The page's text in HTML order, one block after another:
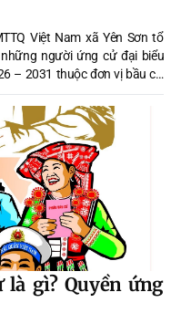
thuộc đơn vị
Cầu Trôi, Khe
Việt Nam xã Yên Sơn tổ
người ứng cử đại biểu
– 2031 thuộc đơn vị bầu cử
là gì? Quyền ứng